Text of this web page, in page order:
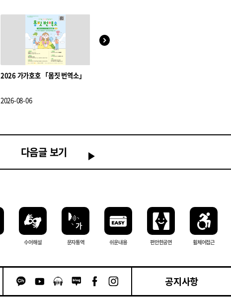
2026 가가호호 「몸짓 번역소」
2026-08-06
다음글 보기
수어해설 문자 통역 쉬운내용 편안한 공연 휠체어 접근
카카오톡 채널 이동
유튜브 이동
팟캐스트 이동
네이버블로그 이동
페이스북 이동
인스타그램 이동공지사항